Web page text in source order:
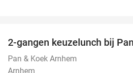
2-gangen keuzelunch bij
Pan & Koek Arnhem
Arnhem